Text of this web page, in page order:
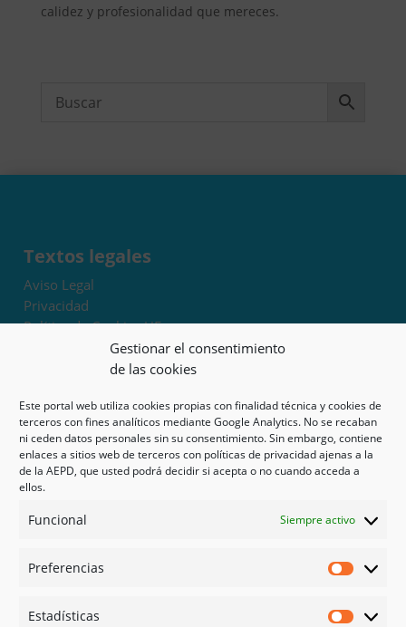
Gestionar el consentimiento
de las cookies
Este portal web utiliza cookies propias con finalidad técnica y cookies de
terceros con fines analíticos mediante Google Analytics. No se recaban
ni ceden datos personales sin su consentimiento. Sin embargo, contiene
enlaces a sitios web de terceros con políticas de privacidad ajenas a la
de la AEPD, que usted podrá decidir si acepta o no cuando acceda a
ellos.
Funcional Siempre activo
Preferencias
Estadísticas
calidez y profesionalidad que mereces.
Textos legales
Aviso Legal
Privacidad
Política de Cookies UE
Términos y condiciones
Exoneración de responsabilidad
Mapa del sitio
Mi cuenta
Tienda
Psicología en Murcia
Guías
Redes sociales
Instagram